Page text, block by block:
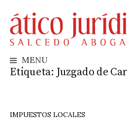
to
content
MENU
Etiqueta: Juzgado de
IMPUESTOS LOCALES